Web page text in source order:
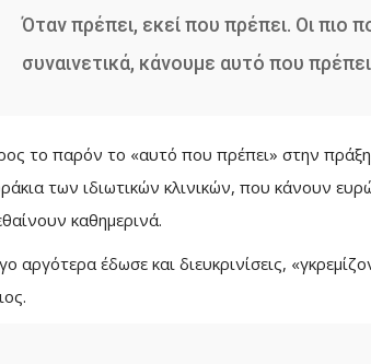
Όταν πρέπει, εκεί που πρέπει. Οι πιο
συναινετικά, κάνουμε αυτό που
το παρόν το «αυτό που πρέπει» στην
των ιδιωτικών κλινικών, που κάνουν
καθημερινά.
αργότερα έδωσε και διευκρινίσεις,